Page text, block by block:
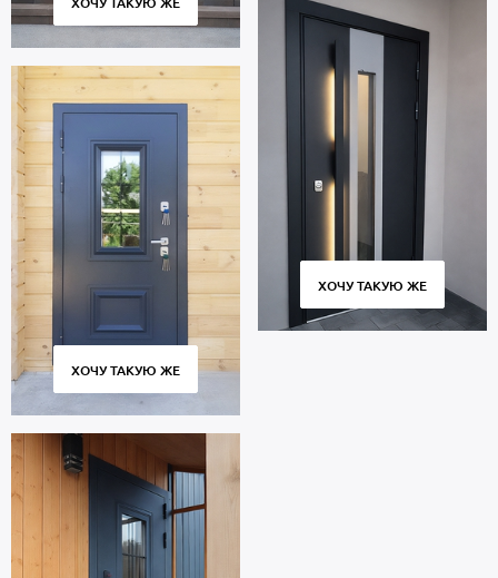
ХОЧУ ТАКУЮ ЖЕ
ХОЧУ ТАКУЮ ЖЕ